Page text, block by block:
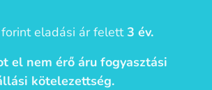
eladási ár felett3 év.
el nem érő áru fogyasztási
kötelezettség.